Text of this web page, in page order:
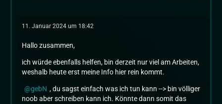
11. Januar 2024 um 18:42
Hallo zusammen,
ich würde ebenfalls helfen, bin derzeit nur viel am Arbeiten,
weshalb heute erst meine Info hier rein kommt.
gebN , du sagst einfach was ich tun kann --> bin völliger
noob aber schreiben kann ich. Könnte dann somit das